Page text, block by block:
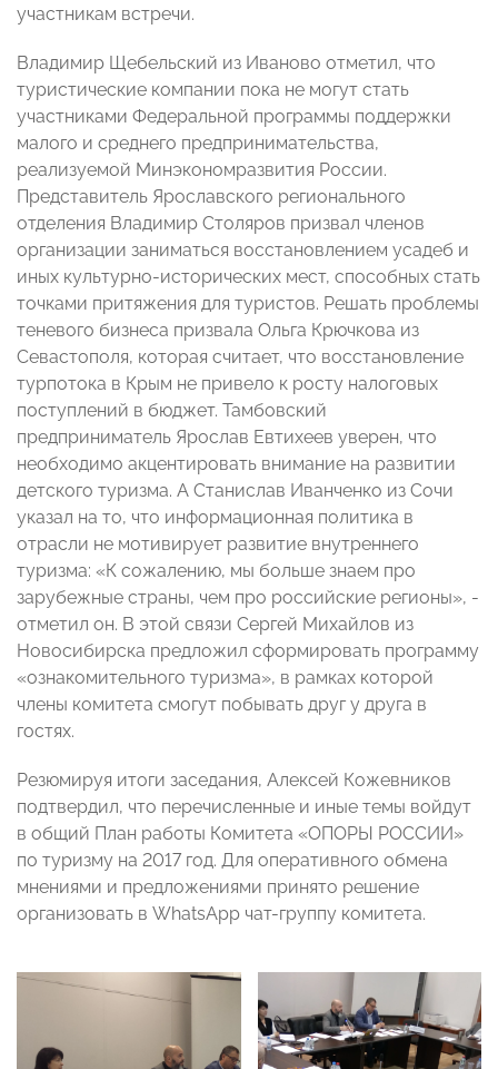
участникам встречи.
Владимир Щебельский из Иваново отметил, что
туристические компании пока не могут стать
участниками Федеральной программы поддержки
малого и среднего предпринимательства,
реализуемой Минэкономразвития России.
Представитель Ярославского регионального
отделения Владимир Столяров призвал членов
организации заниматься восстановлением усадеб и
иных культурно-исторических мест, способных стать
точками притяжения для туристов. Решать проблемы
теневого бизнеса призвала Ольга Крючкова из
Севастополя, которая считает, что восстановление
турпотока в Крым не привело к росту налоговых
поступлений в бюджет. Тамбовский
предприниматель Ярослав Евтихеев уверен, что
необходимо акцентировать внимание на развитии
детского туризма. А Станислав Иванченко из Сочи
указал на то, что информационная политика в
отрасли не мотивирует развитие внутреннего
туризма: «К сожалению, мы больше знаем про
зарубежные страны, чем про российские регионы», -
отметил он. В этой связи Сергей Михайлов из
Новосибирска предложил сформировать программу
«ознакомительного туризма», в рамках которой
члены комитета смогут побывать друг у друга в
гостях.
Резюмируя итоги заседания, Алексей Кожевников
подтвердил, что перечисленные и иные темы войдут
в общий План работы Комитета «ОПОРЫ РОССИИ»
по туризму на 2017 год. Для оперативного обмена
мнениями и предложениями принято решение
организовать в WhatsApp чат-группу комитета.